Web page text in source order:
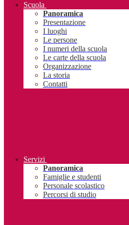
Scuola
Panoramica
Presentazione
I luoghi
Le persone
I numeri della scuola
Le carte della scuola
Organizzazione
La storia
Contatti
Servizi
Panoramica
Famiglie e studenti
Personale scolastico
Percorsi di studio